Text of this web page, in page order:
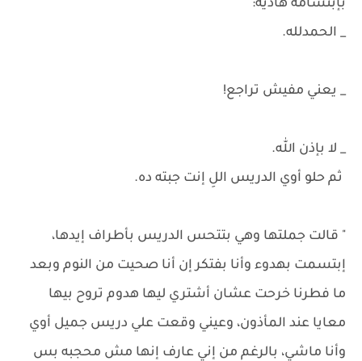
بإبتسامه هادية: "
_ الحمدلله.
_ يعني مفيش تراجع!
_ لا بإذن الله.
ثم حلو أوي الدريس اللِ إنت جبته ده.
" قالت جملتها وهي بتتحس الدريس بأطراف إيدها،
إبتسمت بهدوء وأنا بفتكر إن أنا صحيت من النوم وبعد
ما فطرنا خرحت عشان أشتري ليها هدوم تروح بيها
معايا عند المأذون، وعيني وقعت علي دريس جميل أوي
وأنا ماشي، بالرغم من إني عارف إنها مش محجبه بس